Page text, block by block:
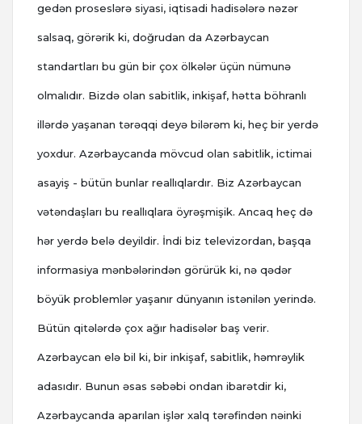
gedən proseslərə siyasi, iqtisadi hadisələrə nəzər
salsaq, görərik ki, doğrudan da Azərbaycan
standartları bu gün bir çox ölkələr üçün nümunə
olmalıdır. Bizdə olan sabitlik, inkişaf, hətta böhranlı
illərdə yaşanan tərəqqi deyə bilərəm ki, heç bir yerdə
yoxdur. Azərbaycanda mövcud olan sabitlik, ictimai
asayiş - bütün bunlar reallıqlardır. Biz Azərbaycan
vətəndaşları bu reallıqlara öyrəşmişik. Ancaq heç də
hər yerdə belə deyildir. İndi biz televizordan, başqa
informasiya mənbələrindən görürük ki, nə qədər
böyük problemlər yaşanır dünyanın istənilən yerində.
Bütün qitələrdə çox ağır hadisələr baş verir.
Azərbaycan elə bil ki, bir inkişaf, sabitlik, həmrəylik
adasıdır. Bunun əsas səbəbi ondan ibarətdir ki,
Azərbaycanda aparılan işlər xalq tərəfindən nəinki